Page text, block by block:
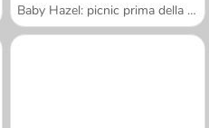
Baby Hazel: picnic prima della scuola